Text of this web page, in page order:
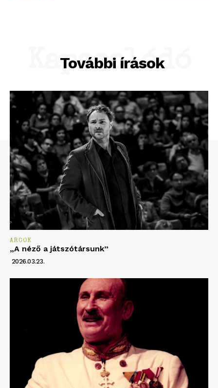
További írások
Kapcsolódó
ARCOK
„A néző a játszótársunk”
2026.03.23.